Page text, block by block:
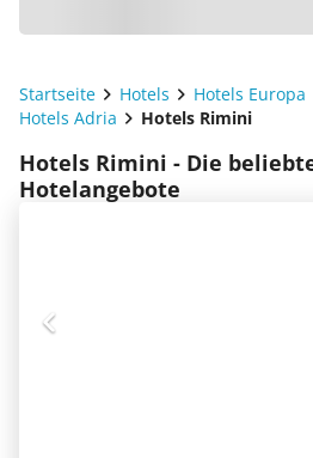
Startseite Hotels Hotels Europa
Hotels Adria
Hotels Rimini
Hotels Rimini - Die
Hotelangebote